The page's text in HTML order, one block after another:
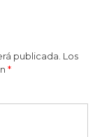
publicada. Los
*